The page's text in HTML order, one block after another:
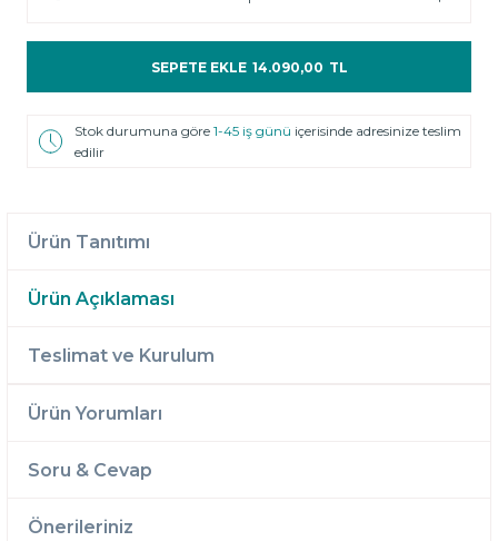
SEPETE EKLE 14.090,00 TL
Stok durumuna göre1-45 iş günü içerisinde adresinize teslim
edilir
Ürün Tanıtımı
Ürün Açıklaması
Teslimat ve Kurulum
Ürün Yorumları
Soru & Cevap
Önerileriniz